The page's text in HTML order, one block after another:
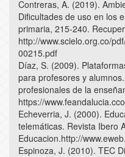
Contreras, A. (2019).
Dificultades de uso en los
primaria, 215-240.
http://www.scielo.org.co/
00215.pdf
Díaz, S. (2009).
para profesores y
profesionales de la
https://
Echeverria, J. (2000).
telemáticas. Revista Ibero
Educacion.http://
Espinoza, J. (2010). TEC